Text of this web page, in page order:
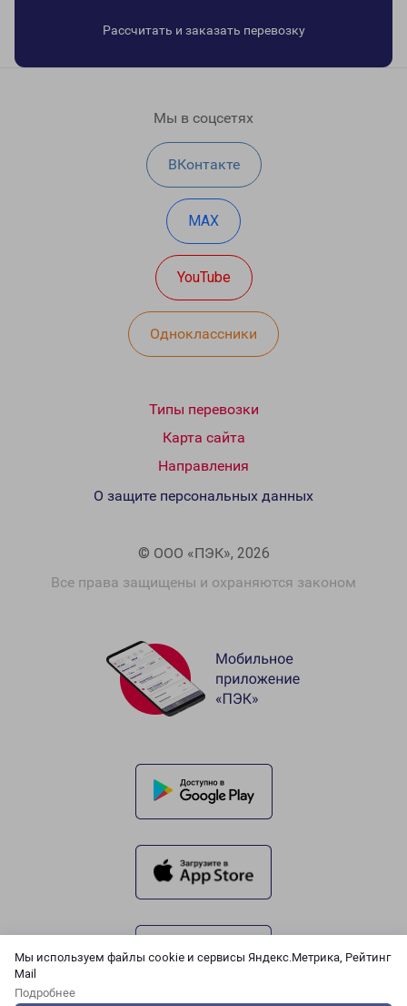
Мы используем файлы cookie и сервисы Яндекс.Метрика, Рейтинг
Mail
Подробнее
Рассчитать и заказать перевозку
Мы в соцсетях
ВКонтакте
MAX
YouTube
Одноклассники
Типы перевозки
Карта сайта
Направления
© ООО «ПЭК», 2026
Все права защищены и охраняются законом
О защите персональных данных